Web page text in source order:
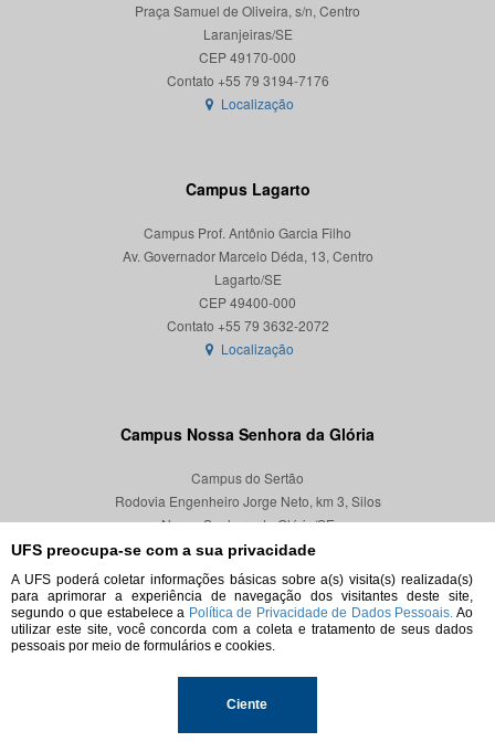
UFS preocupa-se com a sua privacidade
A UFS poderá coletar informações básicas sobre a(s) visita(s) realizada(s)
para aprimorar a experiência de navegação dos visitantes deste site,
segundo o que estabelece a Política de Privacidade de Dados Pessoais. Ao
utilizar este site, você concorda com a coleta e tratamento de seus dados
pessoais por meio de formulários e cookies.
Ciente
Praça Samuel de Oliveira, s/n, Centro
Laranjeiras/SE
CEP 49170-000
Localização
Campus Lagarto
Campus Prof. Antônio Garcia Filho
Av. Governador Marcelo Déda, 13, Centro
Lagarto/SE
CEP 49400-000
Localização
Campus Nossa Senhora da Glória
Campus do Sertão
Rodovia Engenheiro Jorge Neto, km 3, Silos
Nossa Senhora da Glória/SE
CEP 49680-000
Localização
© 2026. Todos os direitos reservados.
Universidade Federal de Sergipe.